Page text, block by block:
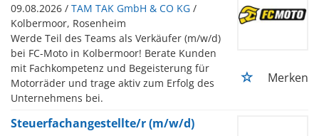
09.08.2026 / TAM TAK GmbH & CO KG /
Kolbermoor, Rosenheim
Werde Teil des Teams als Verkäufer (m/w/d)
bei FC-Moto in Kolbermoor! Berate Kunden
mit Fachkompetenz und Begeisterung für
Motorräder und trage aktiv zum Erfolg des
Unternehmens bei.
Merken
Steuerfachangestellte/r (m/w/d)